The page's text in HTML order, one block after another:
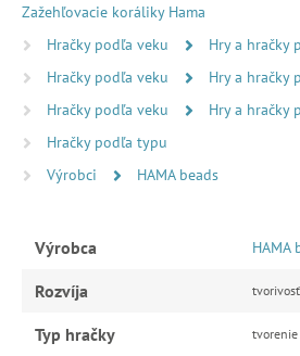
Zažehľovacie koráliky Hama
Hračky podľa veku
Hry a hračky
Hračky podľa veku
Hry a hračky
Hračky podľa veku
Hry a hračky
Hračky podľa typu
Výrobci
HAMA beads
Výrobca HAMA
Rozvíja
Typ hračky tvorenie